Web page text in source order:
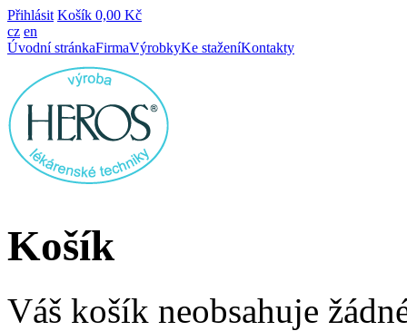
Přihlásit Košík 0,00 Kč
cz en
Úvodní stránkaFirmaVýrobkyKe staženíKontakty
Košík
Váš košík neobsahuje